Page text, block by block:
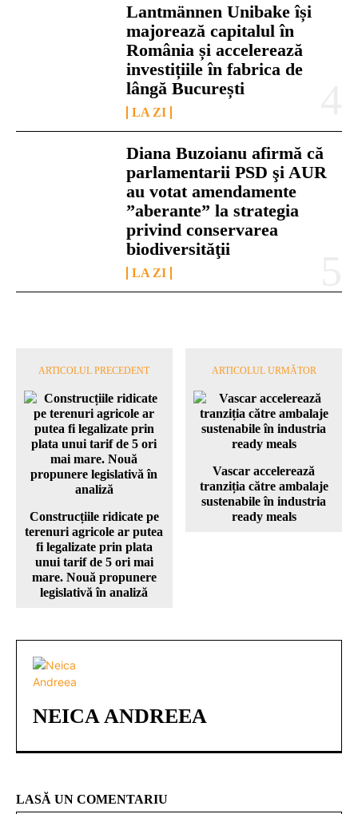
Lantmännen Unibake își
majorează capitalul în
România și accelerează
investițiile în fabrica de
lângă București
LA ZI
Diana Buzoianu afirmă că
parlamentarii PSD şi AUR
au votat amendamente
”aberante” la strategia
privind conservarea
biodiversităţii
LA ZI
ARTICOLUL PRECEDENT
Construcțiile ridicate pe
terenuri agricole ar putea
fi legalizate prin plata
unui tarif de 5 ori mai
mare. Nouă propunere
legislativă în analiză
ARTICOLUL URMĂTOR
Vascar accelerează
tranziția către ambalaje
sustenabile în industria
ready meals
NEICA ANDREEA
LASĂ UN COMENTARIU